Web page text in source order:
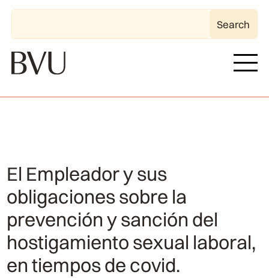
El Empleador y sus
obligaciones sobre la
prevención y sanción del
hostigamiento sexual laboral,
en tiempos de covid.